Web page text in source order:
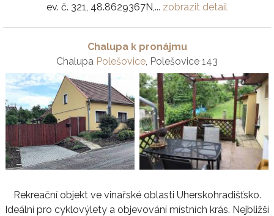
ev. č. 321, 48.8629367N,... zobrazit detail
Chalupa k pronájmu
Chalupa Polešovice , Polešovice 143
Rekreační objekt ve vinařské oblasti Uherskohradišťsko.
Ideální pro cyklovýlety a objevování místních krás. Nejbližší